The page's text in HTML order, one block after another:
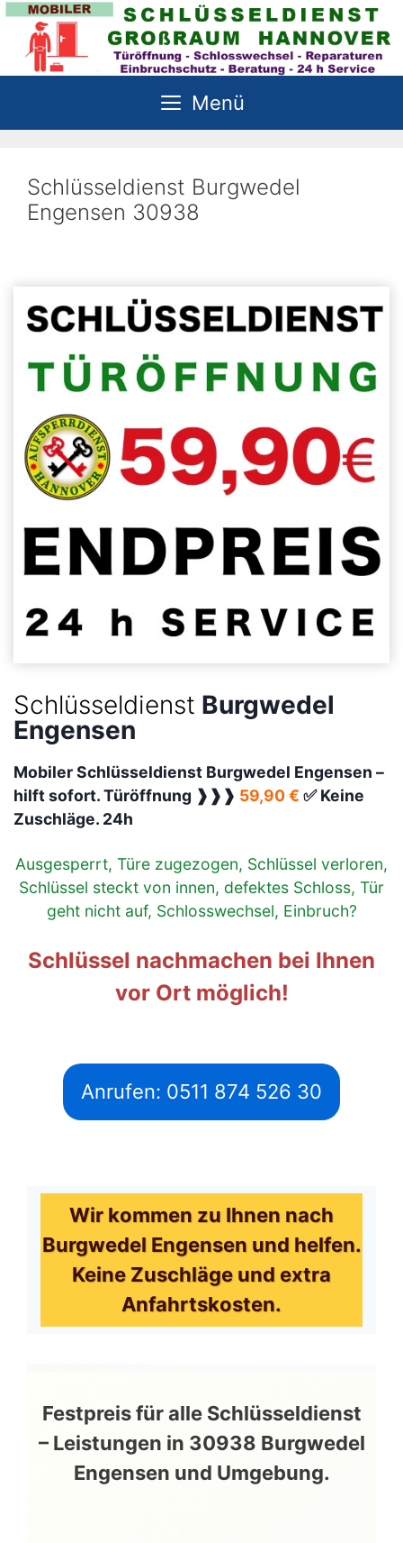
Zum
Inhalt
springen
Menü
Schlüsseldienst Burgwedel
Engensen 30938
Schlüsseldienst Burgwedel
Engensen
Mobiler Schlüsseldienst Burgwedel Engensen –
hilft sofort. Türöffnung ❱❱❱ 59,90 € ✅ Keine
Zuschläge. 24h
Ausgesperrt, Türe zugezogen, Schlüssel verloren,
Schlüssel steckt von innen, defektes Schloss, Tür
geht nicht auf, Schlosswechsel, Einbruch?
Schlüssel nachmachen bei Ihnen
vor Ort möglich!
Anrufen: 0511 874 526 30
Wir kommen zu Ihnen nach
Burgwedel Engensen und helfen.
Keine Zuschläge und extra
Anfahrtskosten.
Festpreis für alle Schlüsseldienst
– Leistungen in 30938 Burgwedel
Engensen und Umgebung.